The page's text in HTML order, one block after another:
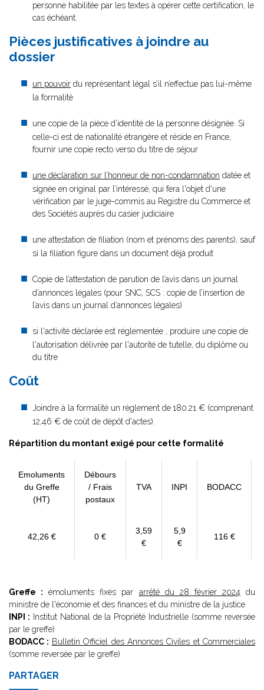
personne habilitée par les textes à opérer cette certification, le
cas échéant.
Pièces justificatives à joindre au
dossier
un pouvoir du représentant légal s’il n’effectue pas lui-même
la formalité
une copie de la pièce d’identité de la personne désignée. Si
celle-ci est de nationalité étrangère et réside en France,
fournir une copie recto verso du titre de séjour
une déclaration sur l’honneur de non-condamnation datée et
signée en original par l’intéressé, qui fera l'objet d'une
vérification par le juge-commis au Registre du Commerce et
des Sociétés auprès du casier judiciaire
une attestation de filiation (nom et prénoms des parents), sauf
si la filiation figure dans un document déjà produit
Copie de l’attestation de parution de l’avis dans un journal
d’annonces légales (pour SNC, SCS : copie de l’insertion de
l’avis dans un journal d’annonces légales)
si l'activité déclarée est réglementée , produire une copie de
l'autorisation délivrée par l'autorité de tutelle, du diplôme ou
du titre
Coût
Joindre à la formalité un règlement de180.21 € (comprenant
12,46 € de coût de dépôt d'actes).
Répartition du montant exigé pour cette formalité
Emoluments
du Greffe
(HT)
Débours
/ Frais
postaux
TVA INPI BODACC
42,26 € 0 €
3,59
€
5,9
€
116 €
Greffe : émoluments fixés par arrêté du 28 février 2024 du
ministre de l'économie et des finances et du ministre de la justice
INPI : Institut National de la Propriété Industrielle (somme reversée
par le greffe)
BODACC : Bulletin Officiel des Annonces Civiles et Commerciales
(somme reversée par le greffe)
PARTAGER